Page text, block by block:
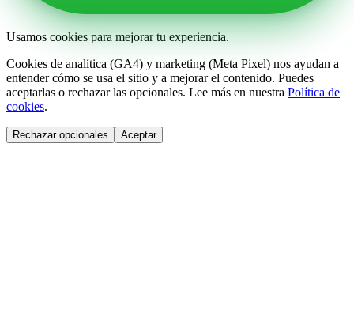
Usamos cookies para mejorar tu experiencia.
Cookies de analítica (GA4) y marketing (Meta Pixel) nos ayudan a
entender cómo se usa el sitio y a mejorar el contenido. Puedes
aceptarlas o rechazar las opcionales. Lee más en nuestra Política de
cookies.
Rechazar opcionales Aceptar